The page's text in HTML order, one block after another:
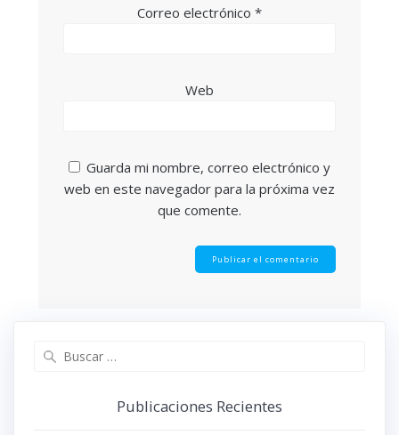
Correo electrónico *
Web
Guarda mi nombre, correo electrónico y
web en este navegador para la próxima vez
que comente.
Publicaciones Recientes